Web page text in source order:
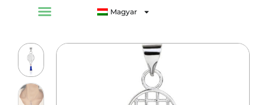
Magyar